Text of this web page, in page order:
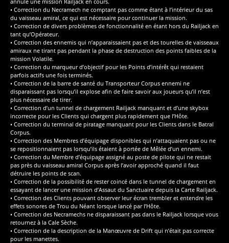
• Correction du Necramech ne comptant pas comme étant à l’intérieur du sas
du vaisseau amiral, ce qui est nécessaire pour continuer la mission.
• Correction de divers problèmes de fonctionnalité en étant hors du Railjack en
tant qu’Opérateur.
• Correction des ennemis qui n’apparaissaient pas et des tourelles de vaisseaux
amiraux ne tirant pas pendant la phase de destruction des points faibles de la
mission Volatile.
• Correction du marqueur d’objectif pour les Points d’intérêt qui restaient
parfois actifs une fois terminés.
• Correction de la barre de santé du Transporteur Corpus ennemi ne
disparaissant pas lorsqu’il explose afin de faire savoir aux joueurs qu’il n’est
plus nécessaire de tirer.
• Correction d’un tunnel de chargement Railjack manquant et d’une skybox
incorrecte pour les Clients qui chargent plus rapidement que l’Hôte.
• Correction du terminal de piratage manquant pour les Clients dans le Batral
Corpus.
• Correction des Membres d’équipage disponibles qui n’attaquaient pas ou ne
se repositionnaient pas lorsqu’ils étaient à portée de Mêlée d’un ennemi.
• Correction du Membre d’équipage assigné au poste de pilote qui ne restait
pas près du vaisseau amiral Corpus après l’avoir approché quand il faut
détruire les points de scan.
• Correction de la possibilité de rester coincé dans le tunnel de chargement en
essayant de lancer une mission d’Assaut du Sanctuaire depuis la Carte Railjack.
• Correction des Clients pouvant observer leur écran trembler et entendre les
effets sonores de Trou du Néant lorsque lancé par l’Hôte.
• Correction des Necramechs ne disparaissant pas dans le Railjack lorsque vous
retournez à la Cale Sèche.
• Correction de la description de la Manœuvre de Drift qui n’était pas correcte
pour les manettes.